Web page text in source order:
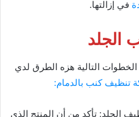
في إزالتها.
الجلد
الخطوات التالية هزه الطرق لدي
تنظيف كنب بالدمام:
الجلد: تأكد من أن المنتج الذي